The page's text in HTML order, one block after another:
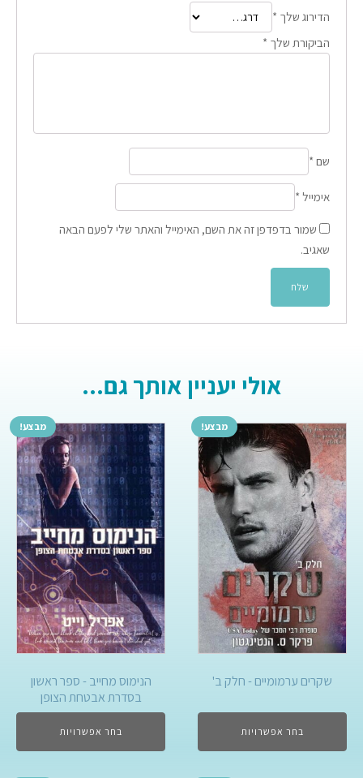
הדירוג שלך *
הביקורת שלך *
שם *
אימייל *
שמור בדפדפן זה את השם, האימייל והאתר שלי לפעם הבאה
שאגיב.
אולי יעניין אותך גם...
מבצע!
שקרים ערמומיים - חלק ב'
בחר אפשרויות
מבצע!
הנימוס מחייב - ספר ראשון
בסדרת אבטחת הצופן
בחר אפשרויות